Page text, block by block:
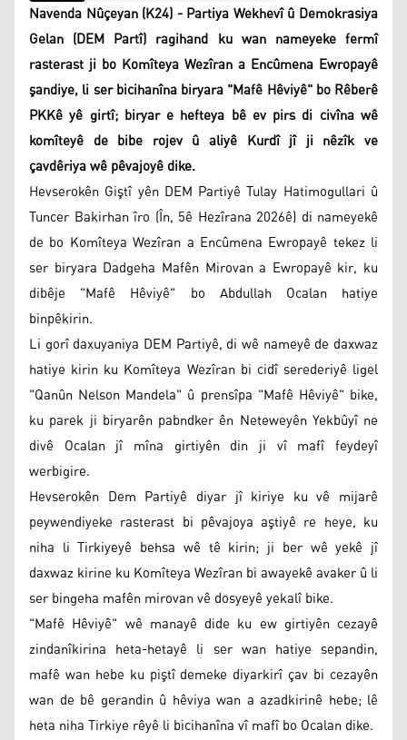
Navenda Nûçeyan (K24) - Partiya Wekhevî û Demokrasiya
Gelan (DEM Partî) ragihand ku wan nameyeke fermî
rasterast ji bo Komîteya Wezîran a Encûmena Ewropayê
şandiye, li ser bicihanîna biryara "Mafê Hêviyê" bo Rêberê
PKKê yê girtî; biryar e hefteya bê ev pirs di civîna wê
komîteyê de bibe rojev û aliyê Kurdî jî ji nêzîk ve
çavdêriya wê pêvajoyê dike.
Hevserokên Giştî yên DEM Partiyê Tulay Hatimogullari û
Tuncer Bakirhan îro (În, 5ê Hezîrana 2026ê) di nameyekê
de bo Komîteya Wezîran a Encûmena Ewropayê tekez li
ser biryara Dadgeha Mafên Mirovan a Ewropayê kir, ku
dibêje "Mafê Hêviyê" bo Abdullah Ocalan hatiye
binpêkirin.
Li gorî daxuyaniya DEM Partiyê, di wê nameyê de daxwaz
hatiye kirin ku Komîteya Wezîran bi cidî serederiyê ligel
"Qanûn Nelson Mandela" û prensîpa "Mafê Hêviyê" bike,
ku parek ji biryarên pabndker ên Neteweyên Yekbûyî ne
divê Ocalan jî mîna girtiyên din ji vî mafî feydeyî
werbigire.
Hevserokên Dem Partiyê diyar jî kiriye ku vê mijarê
peywendiyeke rasterast bi pêvajoya aştiyê re heye, ku
niha li Tirkiyeyê behsa wê tê kirin; ji ber wê yekê jî
daxwaz kirine ku Komîteya Wezîran bi awayekê avaker û li
ser bingeha mafên mirovan vê dosyeyê yekalî bike.
"Mafê Hêviyê" wê manayê dide ku ew girtiyên cezayê
zindanîkirina heta-hetayê li ser wan hatiye sepandin,
mafê wan hebe ku piştî demeke diyarkirî çav bi cezayên
wan de bê gerandin û hêviya wan a azadkirinê hebe; lê
heta niha Tirkiye rêyê li bicihanîna vî mafî bo Ocalan dike.